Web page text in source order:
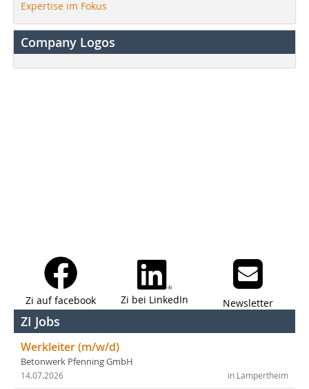
Expertise im Fokus
Company Logos
Zi auf facebook Zi bei LinkedIn Newsletter
ZI Jobs
Werkleiter (m/w/d)
Betonwerk Pfenning GmbH
in Lampertheim
14.07.2026